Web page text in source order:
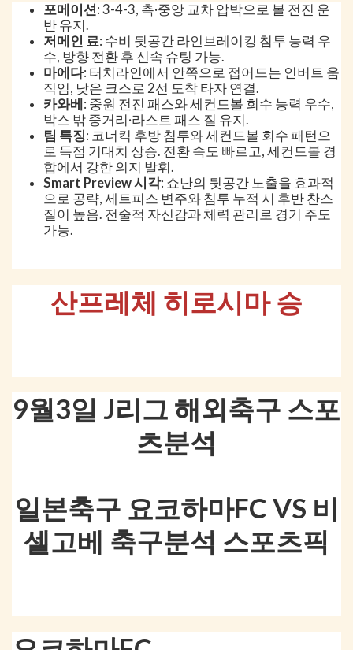
포메이션: 3-4-3, 측·중앙 교차 압박으로 볼 전진 운
반 유지.
저메인 료: 수비 뒷공간 라인브레이킹 침투 능력 우
수, 방향 전환 후 신속 슈팅 가능.
마에다: 터치라인에서 안쪽으로 접어드는 인버트 움
직임, 낮은 크스로 2선 도착 타자 연결.
카와베: 중원 전진 패스와 세컨드볼 회수 능력 우수,
박스 밖 중거리·라스트 패스 질 유지.
팀 특징: 코너킥 후방 침투와 세컨드볼 회수 패턴으
로 득점 기대치 상승. 전환 속도 빠르고, 세컨드볼 경
합에서 강한 의지 발휘.
Smart Preview 시각: 쇼난의 뒷공간 노출을 효과적
으로 공략, 세트피스 변주와 침투 누적 시 후반 찬스
질이 높음. 전술적 자신감과 체력 관리로 경기 주도
가능.
산프레체 히로시마 승
9월3일 J리그 해외축구 스포
츠분석
일본축구 요코하마FC VS 비
셀고베 축구분석 스포츠픽